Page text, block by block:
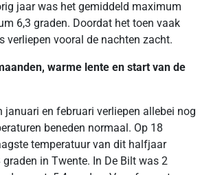
jaar was het gemiddeld maximum
6,3 graden. Doordat het toen vaak
verliepen vooral de nachten zacht.
warme lente en start van de
januari en februari verliepen allebei nog
beneden normaal. Op 18
temperatuur van dit halfjaar
graden in Twente. In De Bilt was 2